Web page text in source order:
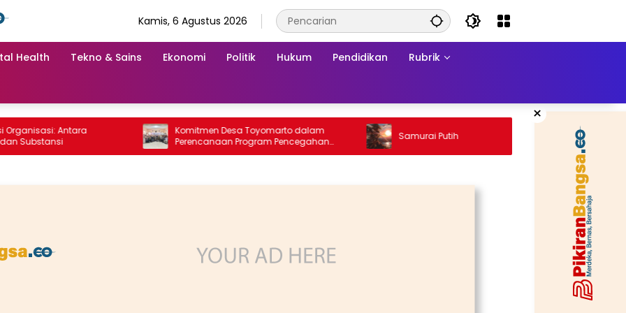
Kamis, 6 Agustus 2026
Health Tekno & Sains Ekonomi Politik Hukum Pendidikan Rubrik
×
Antara
Komitmen Desa Toyomarto dalam
Perencanaan Program Pencegahan
Stunting melalui ‎Rembuk Stunting Desa
Samurai Putih